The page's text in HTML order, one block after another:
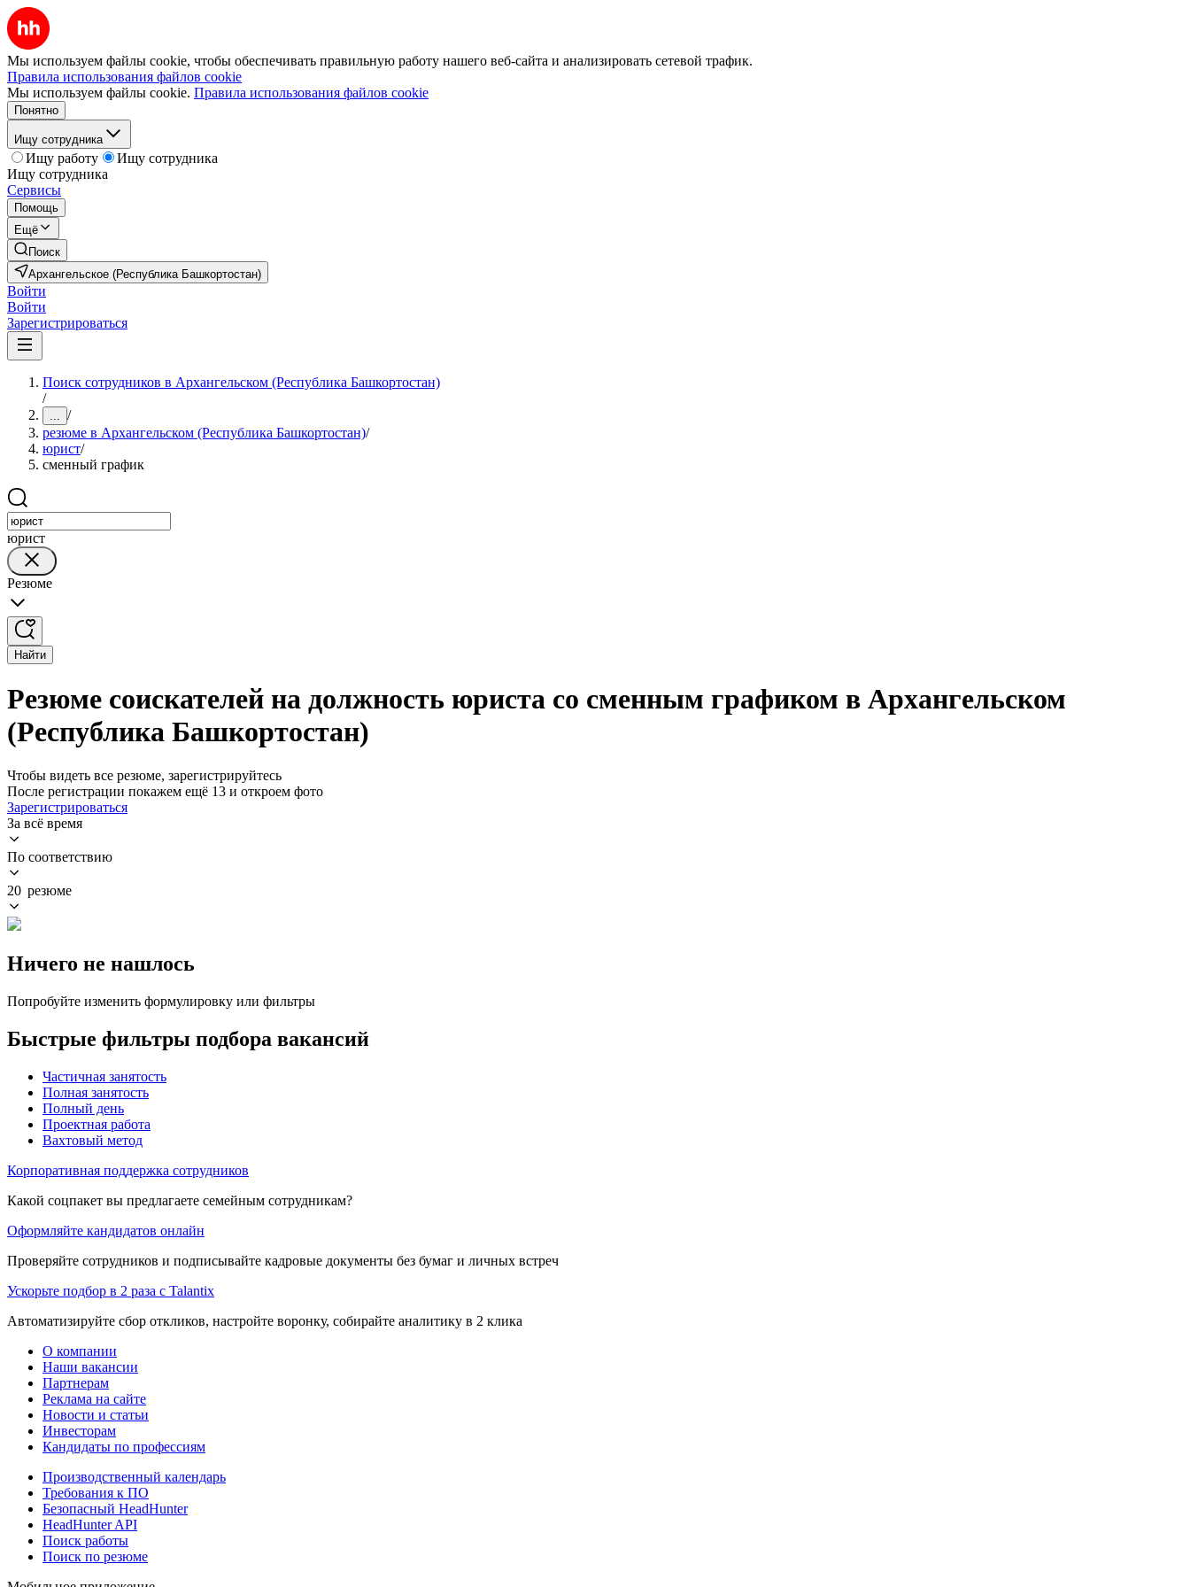
Мы используем файлы cookie, чтобы обеспечивать правильную работу нашего веб-сайта и анализировать сетевой трафик.
Правила использования файлов cookie
Мы используем файлы cookie. Правила использования файлов cookie
Понятно
Ищу сотрудника
Ищу работу
Ищу сотрудника
Ищу сотрудника
Сервисы
Помощь
Ещё
Поиск
Архангельское (Республика Башкортостан)
Войти
Войти
Зарегистрироваться
Поиск сотрудников в Архангельском (Республика Башкортостан)
/
... /
резюме в Архангельском (Республика Башкортостан)/
юрист/
сменный график
юрист
Резюме
Найти
Резюме соискателей на должность юриста со сменным графиком в Архангельском
(Республика Башкортостан)
Чтобы видеть все резюме, зарегистрируйтесь
После регистрации покажем ещё 13 и откроем фото
Зарегистрироваться
За всё время
По соответствию
20 резюме
Ничего не нашлось
Попробуйте изменить формулировку или фильтры
Быстрые фильтры подбора вакансий
Частичная занятость
Полная занятость
Полный день
Проектная работа
Вахтовый метод
Корпоративная поддержка сотрудников
Какой соцпакет вы предлагаете семейным сотрудникам?
Оформляйте кандидатов онлайн
Проверяйте сотрудников и подписывайте кадровые документы без бумаг и личных встреч
Ускорьте подбор в 2 раза с Talantix
Автоматизируйте сбор откликов, настройте воронку, собирайте аналитику в 2 клика
О компании
Наши вакансии
Партнерам
Реклама на сайте
Новости и статьи
Инвесторам
Кандидаты по профессиям
Производственный календарь
Требования к ПО
Безопасный HeadHunter
HeadHunter API
Поиск работы
Поиск по резюме